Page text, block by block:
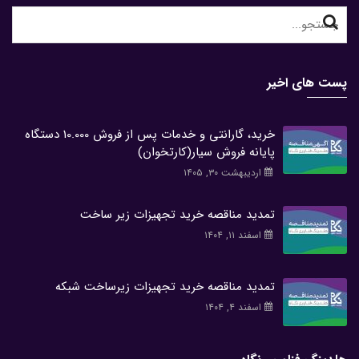
Search
for:
پست های اخیر
خرید، گارانتی و خدمات پس از فروش 10.000 دستگاه
پایانه فروش سیار(کارتخوان)
اردیبهشت ۳۰, ۱۴۰۵
تمدید مناقصه خرید تجهیزات زیر ساخت
اسفند ۱۱, ۱۴۰۴
تمدید مناقصه خرید تجهیزات زیرساخت شبکه
اسفند ۴, ۱۴۰۴